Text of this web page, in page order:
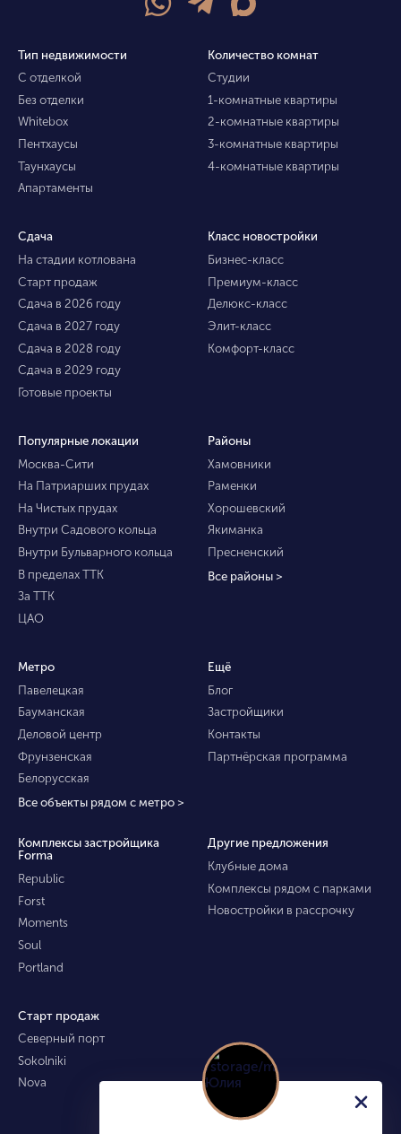
Тип недвижимости
С отделкой
Без отделки
Whitebox
Пентхаусы
Таунхаусы
Апартаменты
Количество комнат
Студии
1-комнатные квартиры
2-комнатные квартиры
3-комнатные квартиры
4-комнатные квартиры
Сдача
На стадии котлована
Старт продаж
Сдача в 2026 году
Сдача в 2027 году
Сдача в 2028 году
Сдача в 2029 году
Готовые проекты
Класс новостройки
Бизнес-класс
Премиум-класс
Делюкс-класс
Элит-класс
Комфорт-класс
Популярные локации
Москва-Сити
На Патриарших прудах
На Чистых прудах
Внутри Садового кольца
Внутри Бульварного кольца
В пределах ТТК
За ТТК
ЦАО
Районы
Хамовники
Раменки
Хорошевский
Якиманка
Пресненский
Все районы >
Метро
Павелецкая
Бауманская
Деловой центр
Фрунзенская
Белорусская
Все объекты рядом с метро >
Ещё
Блог
Застройщики
Контакты
Партнёрская программа
Комплексы застройщика
Forma
Republic
Forst
Moments
Soul
Portland
Другие предложения
Клубные дома
Комплексы рядом с парками
Новостройки в рассрочку
Старт продаж
Северный порт
Sokolniki
Nova